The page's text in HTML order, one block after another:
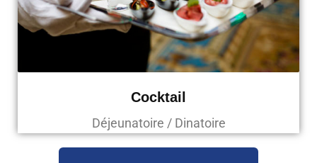
Cocktail
Déjeunatoire / Dinatoire